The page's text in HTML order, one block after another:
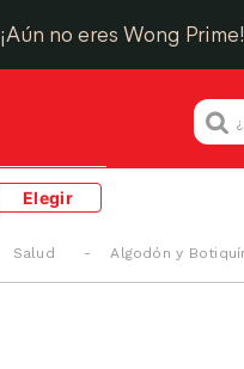
¡Aún no eres Wong
¿Que
Elegir
Salud Algodón y